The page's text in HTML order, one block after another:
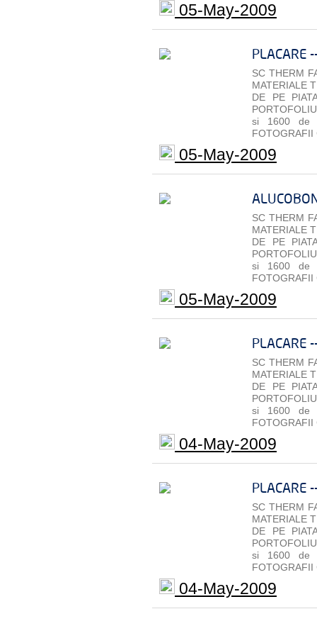
05-May-2009
PLACARE
SC THERM
MATERIALE
DE PE
si 1600 de
FOTOGRAFII
05-May-2009
SC THERM
MATERIALE
DE PE
si 1600 de
FOTOGRAFII
05-May-2009
PLACARE
SC THERM
MATERIALE
DE PE
si 1600 de
FOTOGRAFII
04-May-2009
PLACARE
SC THERM
MATERIALE
DE PE
si 1600 de
FOTOGRAFII
04-May-2009